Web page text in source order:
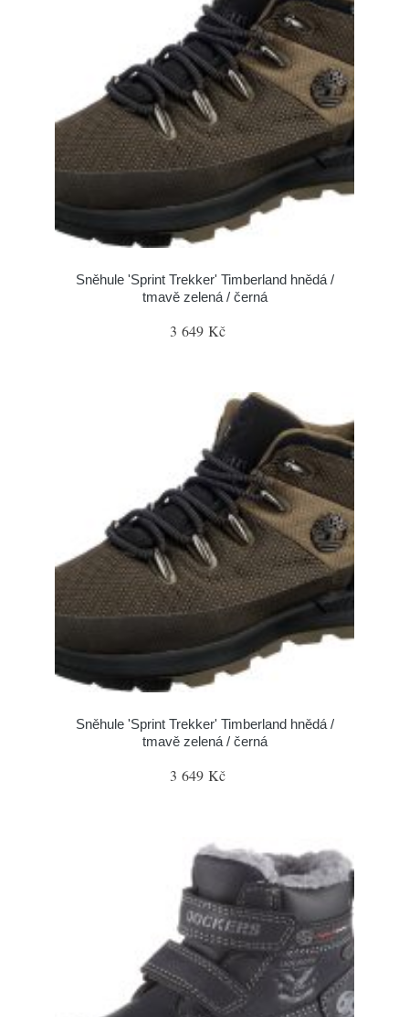
Sněhule 'Sprint Trekker' Timberland hnědá /
tmavě zelená / černá
3 649 Kč
Sněhule 'Sprint Trekker' Timberland hnědá /
tmavě zelená / černá
3 649 Kč